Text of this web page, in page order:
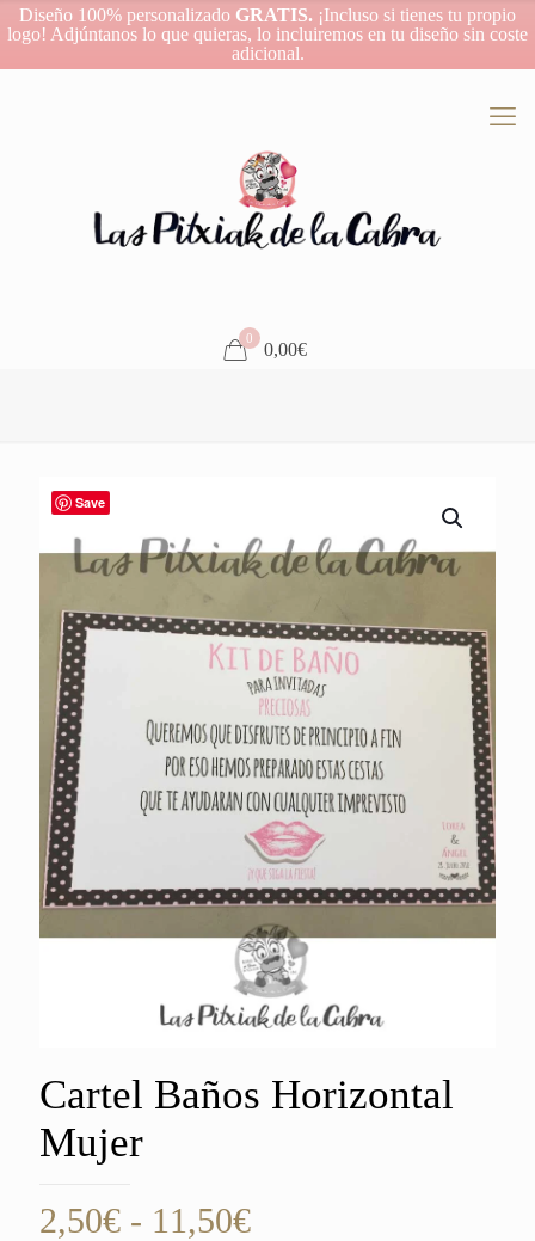
Diseño 100% personalizado GRATIS. ¡Incluso si tienes tu propio
logo! Adjúntanos lo que quieras, lo incluiremos en tu diseño sin coste
adicional.
0
0,00€
Save
Cartel Baños Horizontal
Mujer
2,50€ - 11,50€Rango